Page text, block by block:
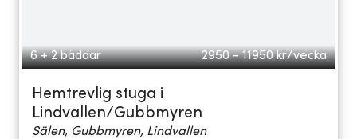
6 + 2 bäddar 2950 - 11950 kr/vecka
Hemtrevlig stuga i
Lindvallen/Gubbmyren
Sälen, Gubbmyren, Lindvallen